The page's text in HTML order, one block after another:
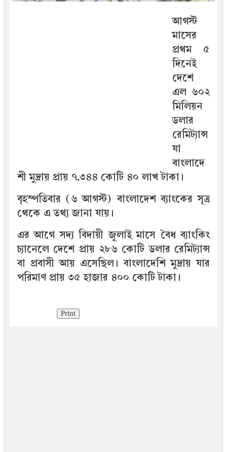
আগস্ট
মাসের
প্রথম ৫
দিনেই
দেশে
এল ৬০২
মিলিয়ন
ডলার
রেমিট্যান্স
যা
বাংলাদে
শী মুদ্রায় প্রায় ৭,৩৪৪ কোটি ৪০ লাখ টাকা।
বৃহস্পতিবার (৬ আগস্ট) বাংলাদেশ ব্যাংকের সূত্র
থেকে এ তথ্য জানা যায়।
এর আগে সদ্য বিদায়ী জুলাই মাসে বৈধ ব্যাংকিং
চ্যানেলে দেশে প্রায় ২৮৬ কোটি ডলার রেমিট্যান্স
বা প্রবাসী আয় এসেছিল। বাংলাদেশি মুদ্রায় যার
পরিমাণ প্রায় ৩৫ হাজার ৪০০ কোটি টাকা।
Print